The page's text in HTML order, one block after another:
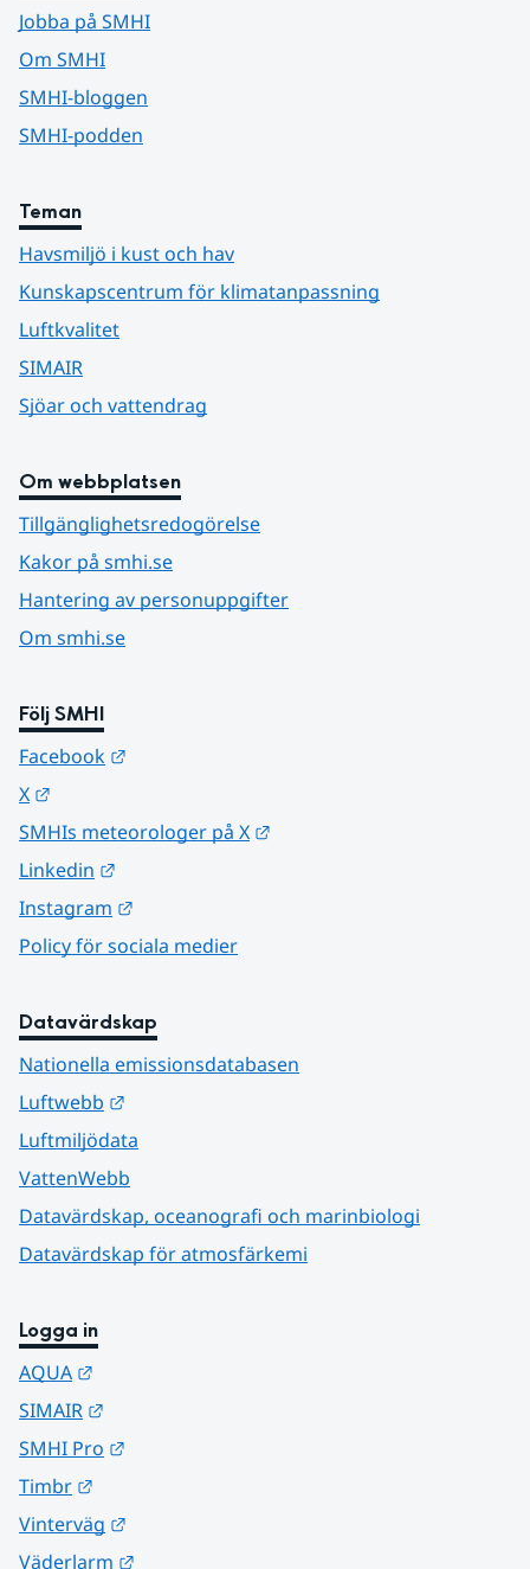
Jobba på SMHI
Om SMHI
SMHI-bloggen
SMHI-podden
Teman
Havsmiljö i kust och hav
Kunskapscentrum för klimatanpassning
Luftkvalitet
SIMAIR
Sjöar och vattendrag
Om webbplatsen
Tillgänglighetsredogörelse
Kakor på smhi.se
Hantering av personuppgifter
Om smhi.se
Följ SMHI
Facebook
X
SMHIs meteorologer på X
Linkedin
Instagram
Policy för sociala medier
Datavärdskap
Nationella emissionsdatabasen
Luftwebb
Luftmiljödata
VattenWebb
Datavärdskap, oceanografi och marinbiologi
Datavärdskap för atmosfärkemi
Logga in
AQUA
SIMAIR
SMHI Pro
Timbr
Vinterväg
Väderlarm